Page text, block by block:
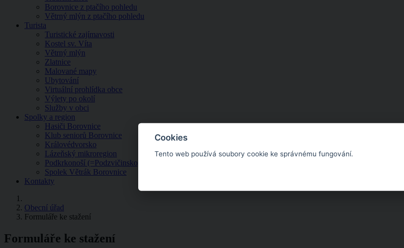
Borovnice z ptačího pohledu
Větrný mlýn z ptačího pohledu
Turista
Turistické zajímavosti
Kostel sv. Víta
Větrný mlýn
Zlatnice
Malované mapy
Ubytování
Virtuální prohlídka obce
Výlety po okolí
Služby v obci
Spolky a region
Hasiči Borovnice
Klub seniorů Borovnice
Královédvorsko
Lázeňský mikroregion
Podkrkonoší (=Podzvičinsko, z.s.)
Spolek Větrák Borovnice
Kontakty
Obecní úřad
Formuláře ke stažení
Formuláře ke stažení
Cookies
Tento web používá soubory cookie ke správnému fungování.